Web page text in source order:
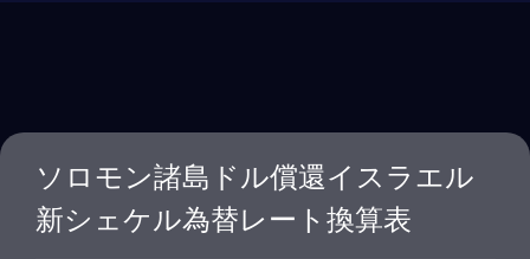
ソロモン諸島ドル償還イスラエル
新シェケル為替レート換算表